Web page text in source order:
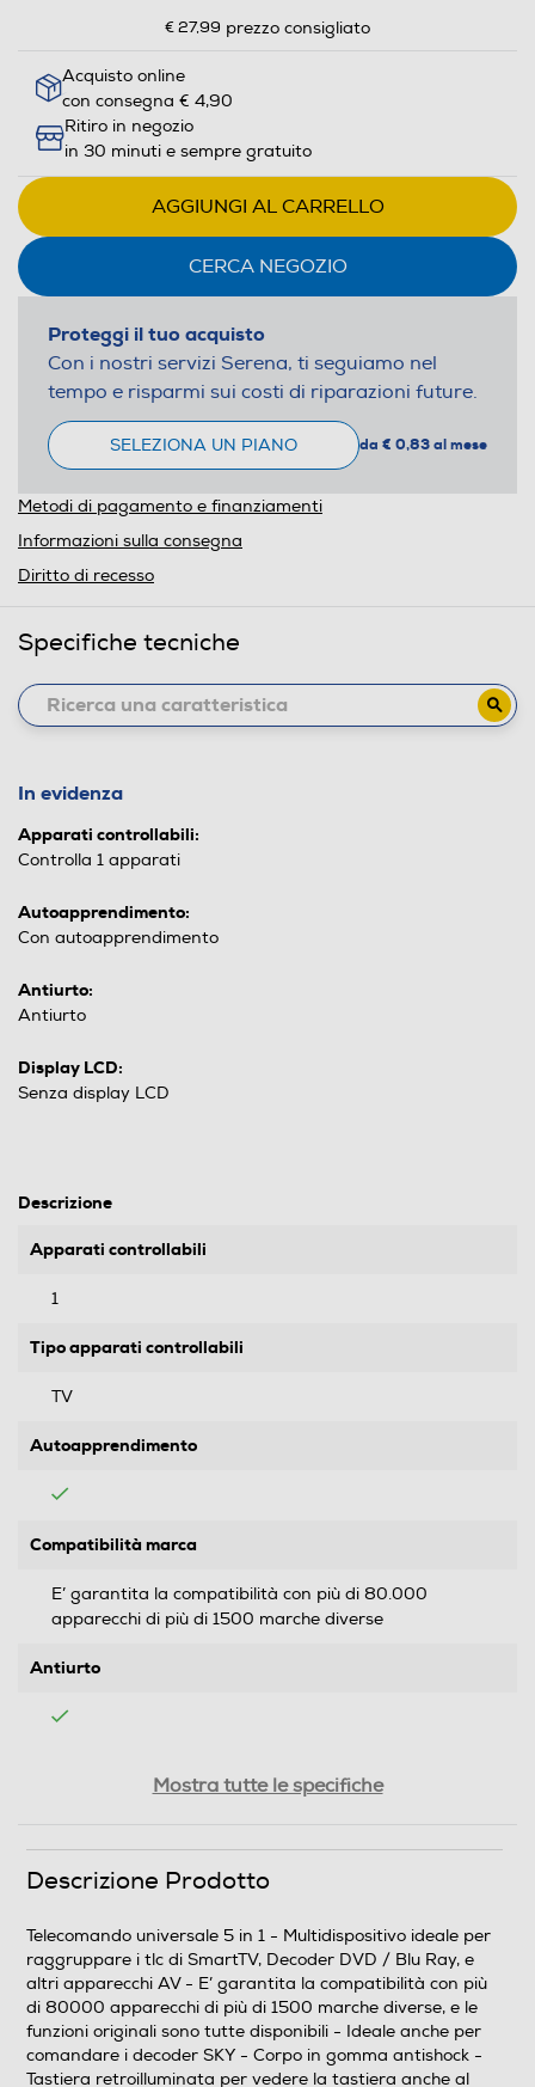
€ 27,99 prezzo consigliato
Acquisto online
con consegna € 4,90
Ritiro in negozio
in 30 minuti e sempre gratuito
AGGIUNGI AL CARRELLO
CERCA NEGOZIO
Proteggi il tuo acquisto
Con i nostri servizi Serena, ti seguiamo nel
tempo e risparmi sui costi di riparazioni future.
SELEZIONA UN PIANO da € 0,83 al mese
Metodi di pagamento e finanziamenti
Informazioni sulla consegna
Diritto di recesso
Specifiche tecniche
In evidenza
Apparati controllabili:
Controlla 1 apparati
Autoapprendimento:
Con autoapprendimento
Antiurto:
Antiurto
Display LCD:
Senza display LCD
Descrizione
Apparati controllabili
1
Tipo apparati controllabili
TV
Autoapprendimento
Compatibilità marca
E’ garantita la compatibilità con più di 80.000
apparecchi di più di 1500 marche diverse
Antiurto
Altre funzioni
Tasti per navigare nei menu e per TV smart, LEARN,
Memo, Freeze
Mostra tutte le specifiche
Descrizione Prodotto
Telecomando universale 5 in 1 - Multidispositivo ideale per
raggruppare i tlc di SmartTV, Decoder DVD / Blu Ray, e
altri apparecchi AV - E’ garantita la compatibilità con più
di 80000 apparecchi di più di 1500 marche diverse, e le
funzioni originali sono tutte disponibili - Ideale anche per
comandare i decoder SKY - Corpo in gomma antishock -
Tastiera retroilluminata per vedere la tastiera anche al